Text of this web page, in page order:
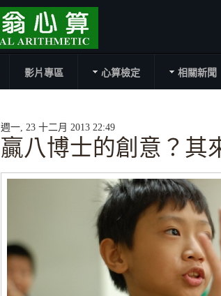
影片專區 心算檢定 相關新聞
週一, 23 十二月 2013 22:49
贏八博士的創意？其